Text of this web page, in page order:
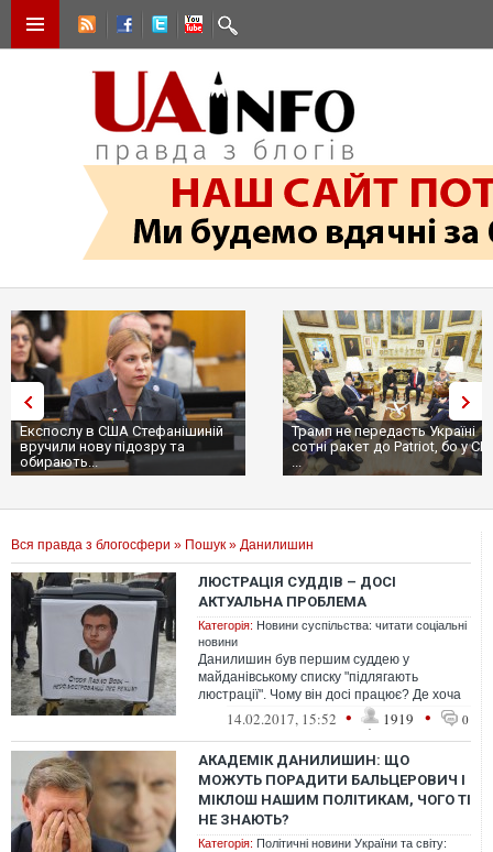
Експослу в США Стефанішиній
вручили нову підозру та
обирають...
Трамп не передасть Україні
сотні ракет до Patriot, бо у
...
Вся правда з блогосфери » Пошук » Данилишин
ЛЮСТРАЦІЯ СУДДІВ – ДОСІ
АКТУАЛЬНА ПРОБЛЕМА
Категорія: Новини суспільства: читати соціальні
новини
Данилишин був першим суддею у
майданівському списку "підлягають
люстрації". Чому він досі працює? Де хоча
би натяки на обіцяну постмайданівською
14.02.2017, 15:52 • 1919 • 0
АКАДЕМІК ДАНИЛИШИН: ЩО
МОЖУТЬ ПОРАДИТИ БАЛЬЦЕРОВИЧ І
МІКЛОШ НАШИМ ПОЛІТИКАМ, ЧОГО ТІ
НЕ ЗНАЮТЬ?
Категорія: Політичні новини України та світу: